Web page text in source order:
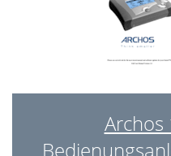
Archos